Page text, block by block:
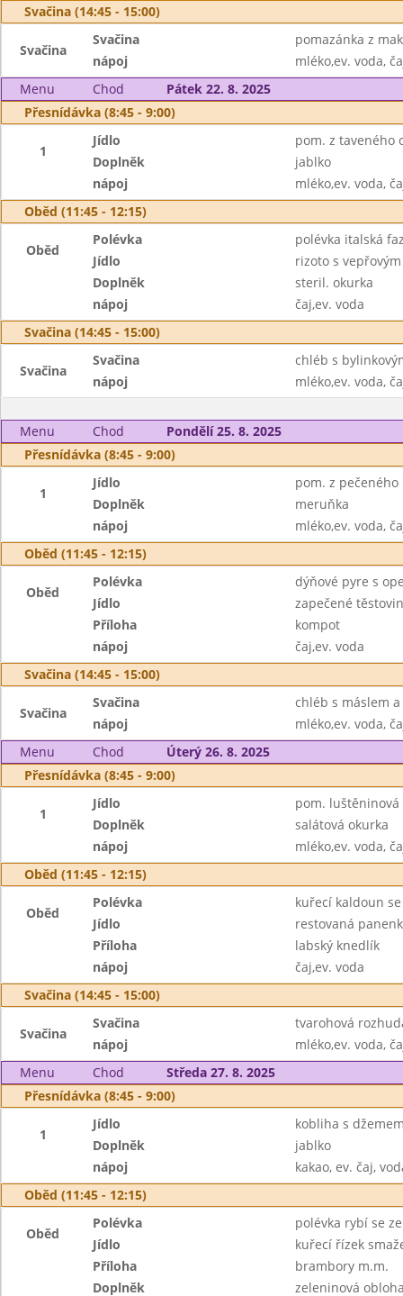
Svačina (14:45 - 15:00)
Svačina
Svačina
pomazánka z
nápoj
mléko,ev. voda,
Menu
Chod
Pátek 22. 8. 2025
Přesnídávka (8:45 - 9:00)
1
Jídlo
pom. z taveného
Doplněk
jablko
nápoj
mléko,ev. voda,
Oběd (11:45 - 12:15)
Oběd
Polévka
polévka italská
Jídlo
rizoto s
Doplněk
steril. okurka
nápoj
čaj,ev. voda
Svačina (14:45 - 15:00)
Svačina
Svačina
chléb s
nápoj
mléko,ev. voda,
Menu Chod
Pondělí 25. 8. 2025
Přesnídávka (8:45 - 9:00)
1
Jídlo
pom. z
Doplněk
meruňka
nápoj
mléko,ev. voda,
Oběd (11:45 - 12:15)
Oběd
Polévka
dýňové pyre s
Jídlo
zapečené
Příloha
kompot
nápoj
čaj,ev. voda
Svačina (14:45 - 15:00)
Svačina
Svačina
chléb s máslem
nápoj
mléko,ev. voda,
Menu
Chod
Úterý 26. 8. 2025
Přesnídávka (8:45 - 9:00)
1
Jídlo
pom. luštěninová
Doplněk
salátová okurka
nápoj
mléko,ev. voda,
Oběd (11:45 - 12:15)
Oběd
Polévka
kuřecí kaldoun
Jídlo
restovaná
Příloha
labský knedlík
nápoj
čaj,ev. voda
Svačina (14:45 - 15:00)
Svačina
Svačina
tvarohová
nápoj
mléko,ev. voda,
Menu
Chod
Středa 27. 8. 2025
Přesnídávka (8:45 - 9:00)
1
Jídlo
kobliha s
Doplněk
jablko
nápoj
kakao, ev. čaj,
Oběd (11:45 - 12:15)
Oběd
Polévka
polévka rybí se
Jídlo
kuřecí řízek
Příloha
brambory m.m.
Doplněk
zeleninová